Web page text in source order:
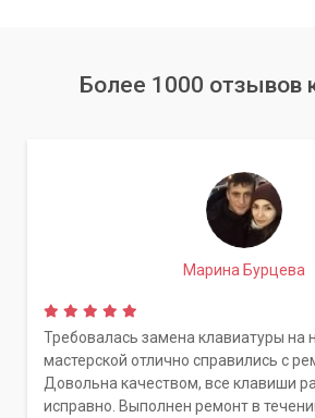
Более 1000 отзывов
Марина Бурцева
Требовалась замена клавиатуры на
мастерской отлично справились с
Довольна качеством, все клавиши
исправно. Выполнен ремонт в